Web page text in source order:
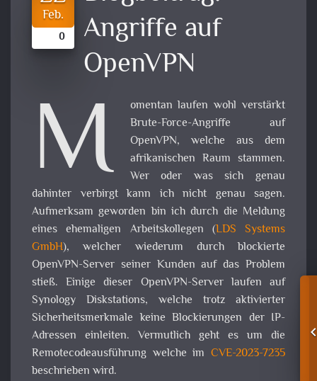
Feb.
0
Angriffe auf
OpenVPN
M
omentan laufen wohl verstärkt
Brute-Force-Angriffe auf
OpenVPN, welche aus dem
afrikanischen Raum stammen.
Wer oder was sich genau
dahinter verbirgt kann ich nicht genau sagen.
Aufmerksam geworden bin ich durch die Meldung
eines ehemaligen Arbeitskollegen (LDS Systems
GmbH), welcher wiederum durch blockierte
OpenVPN-Server seiner Kunden auf das Problem
stieß. Einige dieser OpenVPN-Server laufen auf
Synology Diskstations, welche trotz aktivierter
Sicherheitsmerkmale keine Blockierungen der IP-
Adressen einleiten. Vermutlich geht es um die
Remotecodeausführung welche im CVE-2023-7235
beschrieben wird.